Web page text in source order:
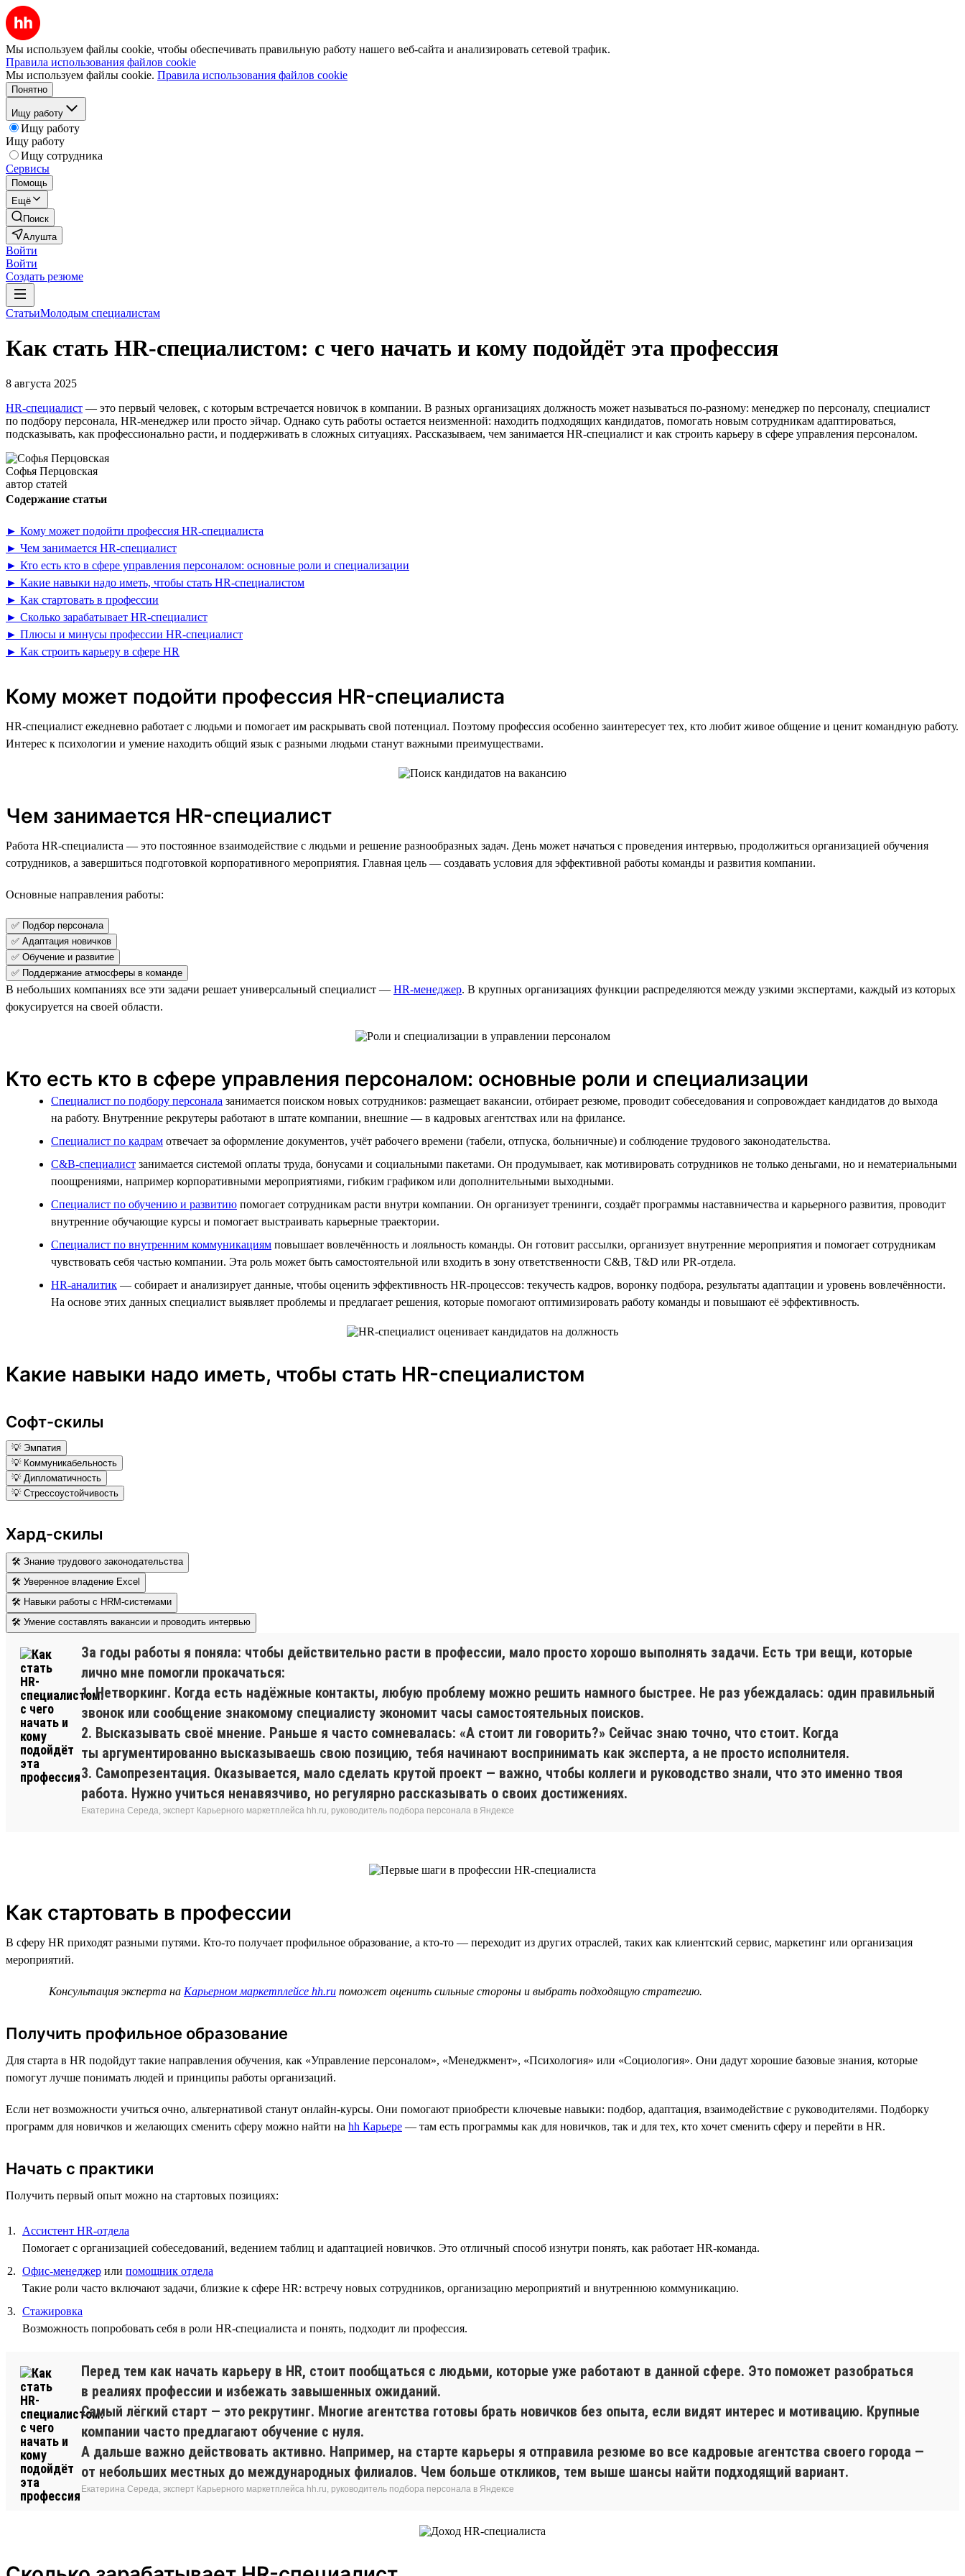
Мы используем файлы cookie, чтобы обеспечивать правильную работу нашего веб-сайта и анализировать сетевой трафик.
Правила использования файлов cookie
Мы используем файлы cookie. Правила использования файлов cookie
Понятно
Ищу работу
Ищу работу
Ищу работу
Ищу сотрудника
Сервисы
Помощь
Ещё
Поиск
Алушта
Войти
Войти
Создать резюме
СтатьиМолодым специалистам
Как стать HR-специалистом: с чего начать и кому подойдёт эта профессия
8 августа 2025
HR-специалист — это первый человек, с которым встречается новичок в компании. В разных организациях должность может называться по-разному: менеджер по персоналу, специалист
по подбору персонала, HR-менеджер или просто эйчар. Однако суть работы остается неизменной: находить подходящих кандидатов, помогать новым сотрудникам адаптироваться,
подсказывать, как профессионально расти, и поддерживать в сложных ситуациях. Рассказываем, чем занимается HR-специалист и как строить карьеру в сфере управления персоналом.
Софья Перцовская
автор статей
Содержание статьи
► Кому может подойти профессия HR-специалиста
► Чем занимается HR-специалист
► Кто есть кто в сфере управления персоналом: основные роли и специализации
► Какие навыки надо иметь, чтобы стать HR-специалистом
► Как стартовать в профессии
► Сколько зарабатывает HR-специалист
► Плюсы и минусы профессии HR-специалист
► Как строить карьеру в сфере HR
Кому может подойти профессия HR-специалиста
HR-специалист ежедневно работает с людьми и помогает им раскрывать свой потенциал. Поэтому профессия особенно заинтересует тех, кто любит живое общение и ценит командную работу.
Интерес к психологии и умение находить общий язык с разными людьми станут важными преимуществами.
Чем занимается HR-специалист
Работа HR-специалиста — это постоянное взаимодействие с людьми и решение разнообразных задач. День может начаться с проведения интервью, продолжиться организацией обучения
сотрудников, а завершиться подготовкой корпоративного мероприятия. Главная цель — создавать условия для эффективной работы команды и развития компании.
Основные направления работы:
✅ Подбор персонала
✅ Адаптация новичков
✅ Обучение и развитие
✅ Поддержание атмосферы в команде
В небольших компаниях все эти задачи решает универсальный специалист — HR-менеджер. В крупных организациях функции распределяются между узкими экспертами, каждый из которых
фокусируется на своей области.
Кто есть кто в сфере управления персоналом: основные роли и специализации
Специалист по подбору персонала занимается поиском новых сотрудников: размещает вакансии, отбирает резюме, проводит собеседования и сопровождает кандидатов до выхода
на работу. Внутренние рекрутеры работают в штате компании, внешние — в кадровых агентствах или на фрилансе.
Специалист по кадрам отвечает за оформление документов, учёт рабочего времени (табели, отпуска, больничные) и соблюдение трудового законодательства.
C&B-специалист занимается системой оплаты труда, бонусами и социальными пакетами. Он продумывает, как мотивировать сотрудников не только деньгами, но и нематериальными
поощрениями, например корпоративными мероприятиями, гибким графиком или дополнительными выходными.
Специалист по обучению и развитию помогает сотрудникам расти внутри компании. Он организует тренинги, создаёт программы наставничества и карьерного развития, проводит
внутренние обучающие курсы и помогает выстраивать карьерные траектории.
Специалист по внутренним коммуникациям повышает вовлечённость и лояльность команды. Он готовит рассылки, организует внутренние мероприятия и помогает сотрудникам
чувствовать себя частью компании. Эта роль может быть самостоятельной или входить в зону ответственности C&B, T&D или PR-отдела.
HR-аналитик — собирает и анализирует данные, чтобы оценить эффективность HR-процессов: текучесть кадров, воронку подбора, результаты адаптации и уровень вовлечённости.
На основе этих данных специалист выявляет проблемы и предлагает решения, которые помогают оптимизировать работу команды и повышают её эффективность.
Какие навыки надо иметь, чтобы стать HR-специалистом
Софт-скилы
💡 Эмпатия
💡 Коммуникабельность
💡 Дипломатичность
💡 Стрессоустойчивость
Хард-скилы
🛠 Знание трудового законодательства
🛠 Уверенное владение Excel
🛠 Навыки работы с HRM-системами
🛠 Умение составлять вакансии и проводить интервью
За годы работы я поняла: чтобы действительно расти в профессии, мало просто хорошо выполнять задачи. Есть три вещи, которые
лично мне помогли прокачаться:
1. Нетворкинг. Когда есть надёжные контакты, любую проблему можно решить намного быстрее. Не раз убеждалась: один правильный
звонок или сообщение знакомому специалисту экономит часы самостоятельных поисков.
2. Высказывать своё мнение. Раньше я часто сомневалась: «А стоит ли говорить?» Сейчас знаю точно, что стоит. Когда
ты аргументированно высказываешь свою позицию, тебя начинают воспринимать как эксперта, а не просто исполнителя.
3. Самопрезентация. Оказывается, мало сделать крутой проект — важно, чтобы коллеги и руководство знали, что это именно твоя
работа. Нужно учиться ненавязчиво, но регулярно рассказывать о своих достижениях.
Екатерина Середа, эксперт Карьерного маркетплейса hh.ru, руководитель подбора персонала в Яндексе
Как стартовать в профессии
В сферу HR приходят разными путями. Кто-то получает профильное образование, а кто-то — переходит из других отраслей, таких как клиентский сервис, маркетинг или организация
мероприятий.
Консультация эксперта на Карьерном маркетплейсе hh.ru поможет оценить сильные стороны и выбрать подходящую стратегию.
Получить профильное образование
Для старта в HR подойдут такие направления обучения, как «Управление персоналом», «Менеджмент», «Психология» или «Социология». Они дадут хорошие базовые знания, которые
помогут лучше понимать людей и принципы работы организаций.
Если нет возможности учиться очно, альтернативой станут онлайн-курсы. Они помогают приобрести ключевые навыки: подбор, адаптация, взаимодействие с руководителями. Подборку
программ для новичков и желающих сменить сферу можно найти на hh Карьере — там есть программы как для новичков, так и для тех, кто хочет сменить сферу и перейти в HR.
Начать с практики
Получить первый опыт можно на стартовых позициях:
Ассистент HR-отдела
Помогает с организацией собеседований, ведением таблиц и адаптацией новичков. Это отличный способ изнутри понять, как работает HR-команда.
Офис-менеджер или помощник отдела
Такие роли часто включают задачи, близкие к сфере HR: встречу новых сотрудников, организацию мероприятий и внутреннюю коммуникацию.
Стажировка
Возможность попробовать себя в роли HR-специалиста и понять, подходит ли профессия.
Перед тем как начать карьеру в HR, стоит пообщаться с людьми, которые уже работают в данной сфере. Это поможет разобраться
в реалиях профессии и избежать завышенных ожиданий.
Самый лёгкий старт — это рекрутинг. Многие агентства готовы брать новичков без опыта, если видят интерес и мотивацию. Крупные
компании часто предлагают обучение с нуля.
А дальше важно действовать активно. Например, на старте карьеры я отправила резюме во все кадровые агентства своего города —
от небольших местных до международных филиалов. Чем больше откликов, тем выше шансы найти подходящий вариант.
Екатерина Середа, эксперт Карьерного маркетплейса hh.ru, руководитель подбора персонала в Яндексе